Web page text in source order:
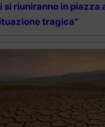
si riuniranno in piazza
tragica”